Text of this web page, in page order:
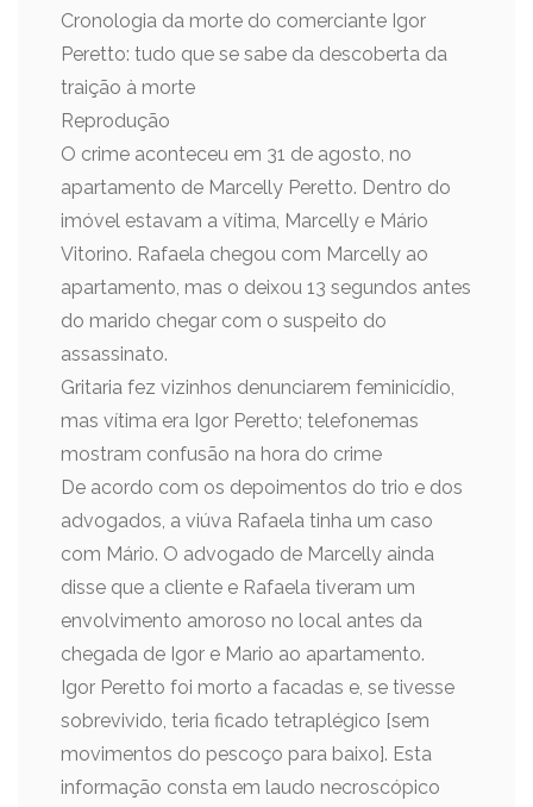
Cronologia da morte do comerciante Igor
Peretto: tudo que se sabe da descoberta da
traição à morte
Reprodução
O crime aconteceu em 31 de agosto, no
apartamento de Marcelly Peretto. Dentro do
imóvel estavam a vítima, Marcelly e Mário
Vitorino. Rafaela chegou com Marcelly ao
apartamento, mas o deixou 13 segundos antes
do marido chegar com o suspeito do
assassinato.
Gritaria fez vizinhos denunciarem feminicídio,
mas vítima era Igor Peretto; telefonemas
mostram confusão na hora do crime
De acordo com os depoimentos do trio e dos
advogados, a viúva Rafaela tinha um caso
com Mário. O advogado de Marcelly ainda
disse que a cliente e Rafaela tiveram um
envolvimento amoroso no local antes da
chegada de Igor e Mario ao apartamento.
Igor Peretto foi morto a facadas e, se tivesse
sobrevivido, teria ficado tetraplégico [sem
movimentos do pescoço para baixo]. Esta
informação consta em laudo necroscópico